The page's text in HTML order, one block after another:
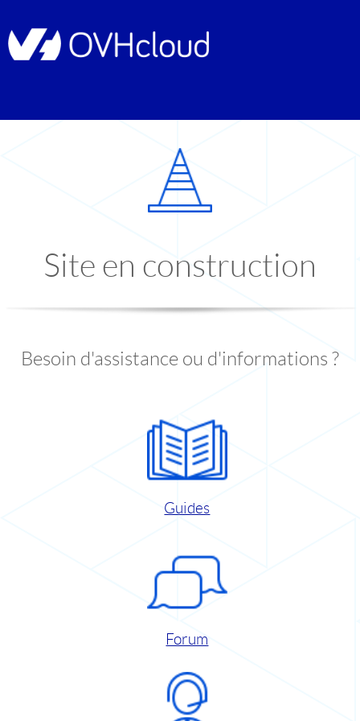
Site en construction
Besoin d'assistance ou d'informations ?
Guides
Forum